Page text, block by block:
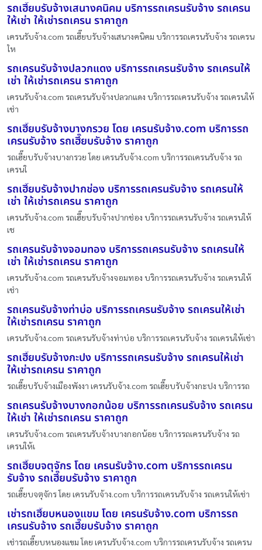
รถเฮี๊ยบรับจ้างเสนางคนิคม บริการรถเครนรับจ้าง รถเครน
ให้เช่า ให้เช่ารถเครน ราคาถูก
เครนรับจ้าง.com รถเฮี๊ยบรับจ้างเสนางคนิคม บริการรถเครนรับจ้าง รถเครน
ให
รถเครนรับจ้างปลวกแดง บริการรถเครนรับจ้าง รถเครนให้
เช่า ให้เช่ารถเครน ราคาถูก
เครนรับจ้าง.com รถเครนรับจ้างปลวกแดง บริการรถเครนรับจ้าง รถเครนให้
เช่า
รถเฮี๊ยบรับจ้างบางกรวย โดย เครนรับจ้าง.com บริการรถ
เครนรับจ้าง รถเฮี๊ยบรับจ้าง ราคาถูก
รถเฮี๊ยบรับจ้างบางกรวย โดย เครนรับจ้าง.com บริการรถเครนรับจ้าง รถ
เครนใ
รถเฮี๊ยบรับจ้างปากช่อง บริการรถเครนรับจ้าง รถเครนให้
เช่า ให้เช่ารถเครน ราคาถูก
เครนรับจ้าง.com รถเฮี๊ยบรับจ้างปากช่อง บริการรถเครนรับจ้าง รถเครนให้
เช
รถเครนรับจ้างจอมทอง บริการรถเครนรับจ้าง รถเครนให้
เช่า ให้เช่ารถเครน ราคาถูก
เครนรับจ้าง.com รถเครนรับจ้างจอมทอง บริการรถเครนรับจ้าง รถเครนให้
เช่า
รถเครนรับจ้างท่าบ่อ บริการรถเครนรับจ้าง รถเครนให้เช่า
ให้เช่ารถเครน ราคาถูก
เครนรับจ้าง.com รถเครนรับจ้างท่าบ่อ บริการรถเครนรับจ้าง รถเครนให้เช่า
รถเฮี๊ยบรับจ้างกะปง บริการรถเครนรับจ้าง รถเครนให้เช่า
ให้เช่ารถเครน ราคาถูก
รถเฮี๊ยบรับจ้างเมืองพังงา เครนรับจ้าง.com รถเฮี๊ยบรับจ้างกะปง บริการรถ
รถเครนรับจ้างบางกอกน้อย บริการรถเครนรับจ้าง รถเครน
ให้เช่า ให้เช่ารถเครน ราคาถูก
เครนรับจ้าง.com รถเครนรับจ้างบางกอกน้อย บริการรถเครนรับจ้าง รถ
เครนให้เ
รถเฮี๊ยบจตุจักร โดย เครนรับจ้าง.com บริการรถเครน
รับจ้าง รถเฮี๊ยบรับจ้าง ราคาถูก
รถเฮี๊ยบจตุจักร โดย เครนรับจ้าง.com บริการรถเครนรับจ้าง รถเครนให้เช่า
เช่ารถเฮี๊ยบหนองแขม โดย เครนรับจ้าง.com บริการรถ
เครนรับจ้าง รถเฮี๊ยบรับจ้าง ราคาถูก
เช่ารถเฮี๊ยบหนองแขม โดย เครนรับจ้าง.com บริการรถเครนรับจ้าง รถเครน